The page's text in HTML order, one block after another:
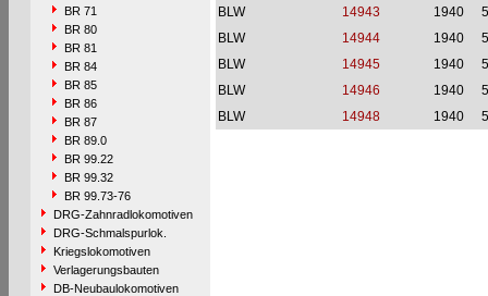
BR 71
BR 80
BR 81
BR 84
BR 85
BR 86
BR 87
BR 89.0
BR 99.22
BR 99.32
BR 99.73-76
DRG-Zahnradlokomotiven
DRG-Schmalspurlok.
Kriegslokomotiven
Verlagerungsbauten
DB-Neubaulokomotiven
BLW
14943 1940
BLW
14944 1940
BLW
14945 1940
BLW
14946 1940
BLW
14948 1940